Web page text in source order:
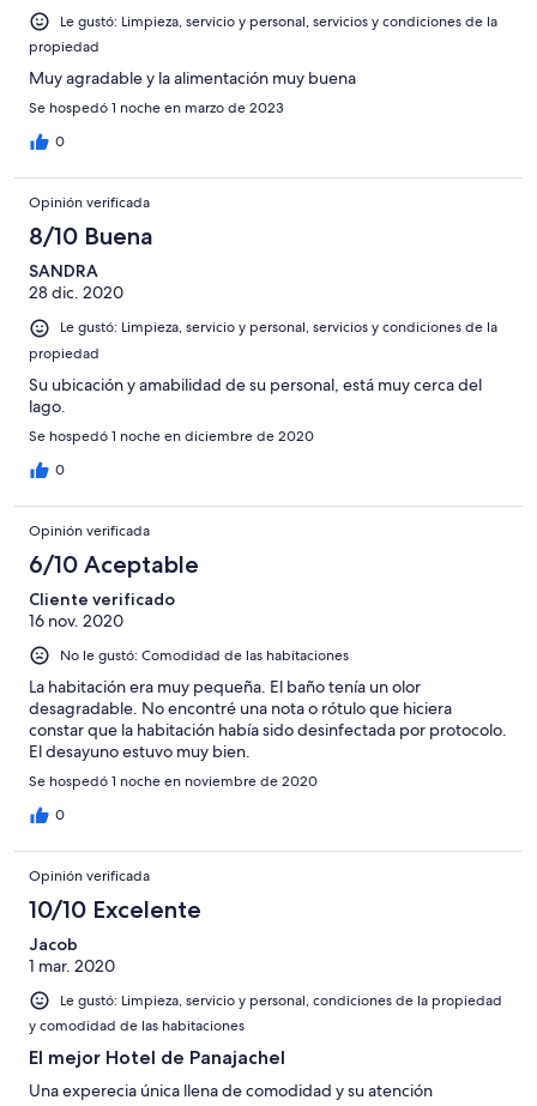
Le gustó: Limpieza, servicio y personal, servicios y condiciones de la
propiedad
Muy agradable y la alimentación muy buena
Se hospedó 1 noche en marzo de 2023
0
Opinión verificada
8/10 Buena
SANDRA
28 dic. 2020
Le gustó: Limpieza, servicio y personal, servicios y condiciones de la
propiedad
Su ubicación y amabilidad de su personal, está muy cerca del
lago.
Se hospedó 1 noche en diciembre de 2020
0
Opinión verificada
6/10 Aceptable
Cliente verificado
16 nov. 2020
No le gustó: Comodidad de las habitaciones
La habitación era muy pequeña. El baño tenía un olor
desagradable. No encontré una nota o rótulo que hiciera
constar que la habitación había sido desinfectada por protocolo.
El desayuno estuvo muy bien.
Se hospedó 1 noche en noviembre de 2020
0
Opinión verificada
10/10 Excelente
Jacob
1 mar. 2020
Le gustó: Limpieza, servicio y personal, condiciones de la propiedad
y comodidad de las habitaciones
El mejor Hotel de Panajachel
Una experecia única llena de comodidad y su atención